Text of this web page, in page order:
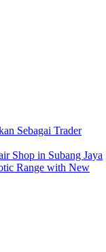
Sebagai Trader
Shop in Subang Jaya
Range with New